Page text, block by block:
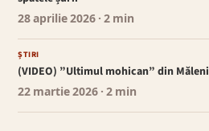
28 aprilie 2026 · 2 min
ȘTIRI
(VIDEO) ”Ultimul mohican” din Măleni
22 martie 2026 · 2 min